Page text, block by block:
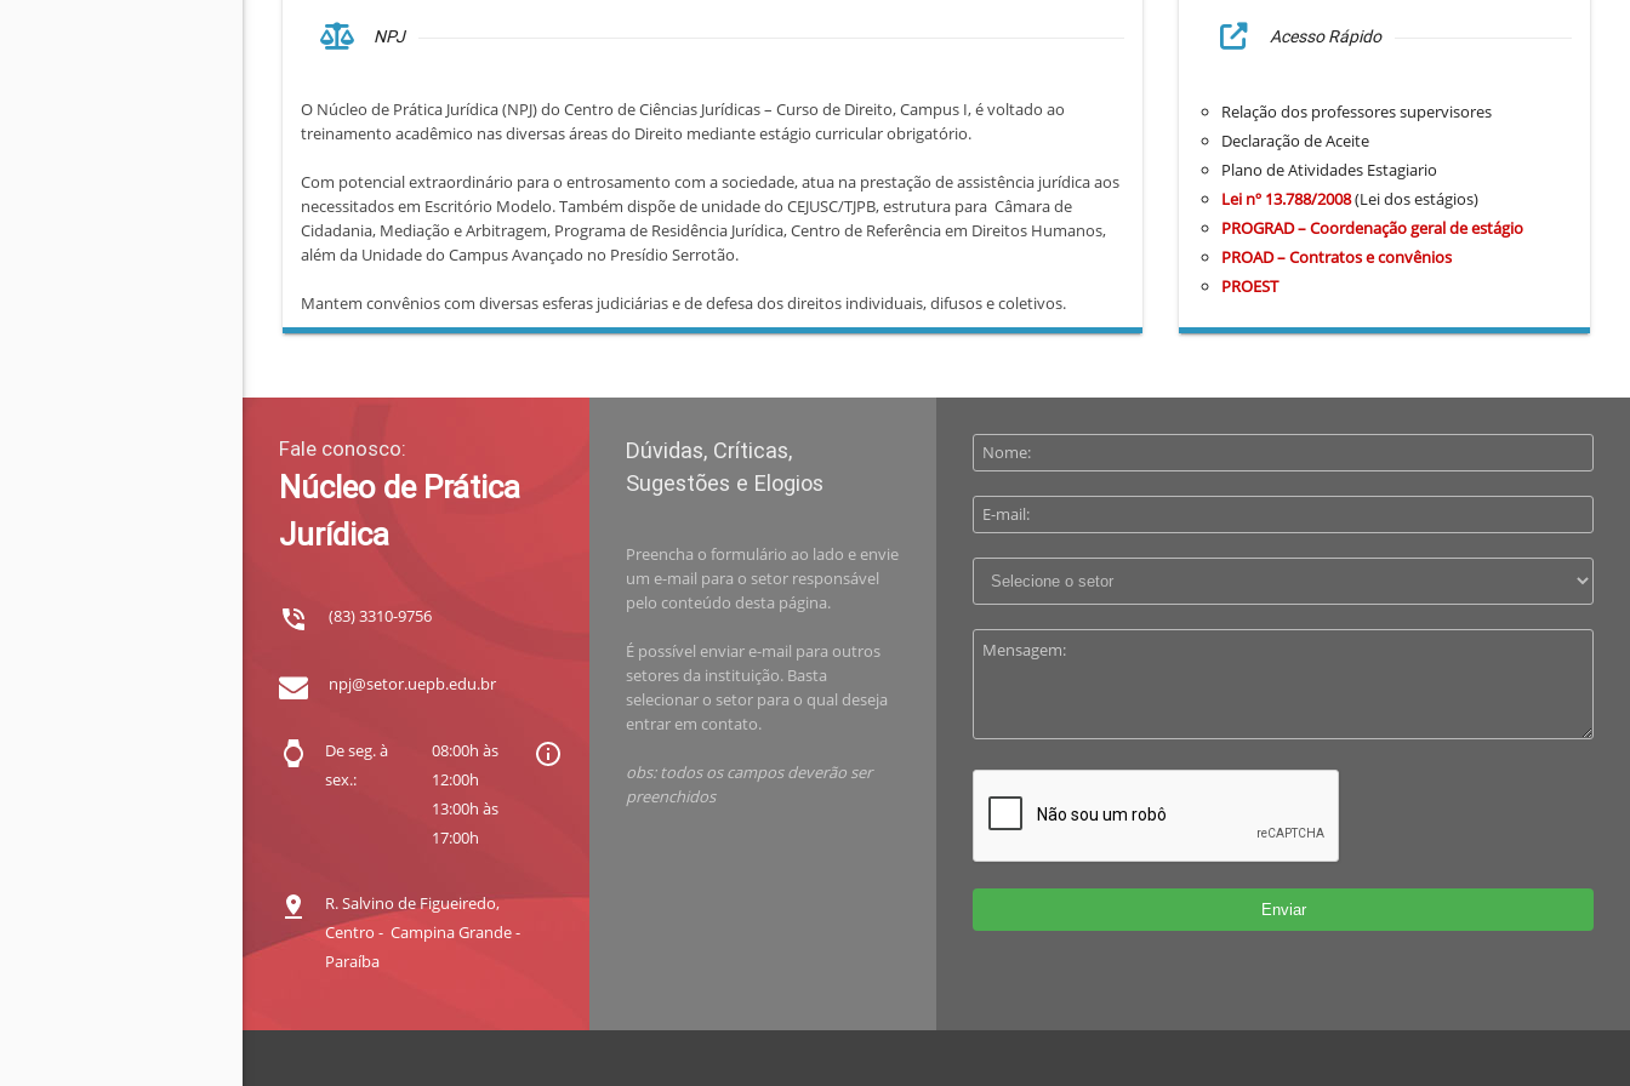
NPJ
O Núcleo de Prática Jurídica (NPJ) do Centro de Ciências Jurídicas – Curso de Direito, Campus I, é voltado ao
treinamento acadêmico nas diversas áreas do Direito mediante estágio curricular obrigatório.
Com potencial extraordinário para o entrosamento com a sociedade, atua na prestação de assistência jurídica aos
necessitados em Escritório Modelo. Também dispõe de unidade do CEJUSC/TJPB, estrutura para Câmara de
Cidadania, Mediação e Arbitragem, Programa de Residência Jurídica, Centro de Referência em Direitos Humanos,
além da Unidade do Campus Avançado no Presídio Serrotão.
Mantem convênios com diversas esferas judiciárias e de defesa dos direitos individuais, difusos e coletivos.
Acesso Rápido
Relação dos professores supervisores
Declaração de Aceite
Plano de Atividades Estagiario
Lei nº 13.788/2008(Lei dos estágios)
PROGRAD – Coordenação geral de estágio
PROAD – Contratos e convênios
PROEST
Fale conosco:
Núcleo de Prática
Jurídica
(83) 3310-9756
npj@setor.uepb.edu.br
De seg. à
sex.:
08:00h às
12:00h
13:00h às
17:00h
R. Salvino de Figueiredo,
Centro - Campina Grande -
Paraíba
Dúvidas, Críticas,
Sugestões e Elogios
Preencha o formulário ao lado e envie
um e-mail para o setor responsável
pelo conteúdo desta página.
É possível enviar e-mail para outros
setores da instituição. Basta
selecionar o setor para o qual deseja
entrar em contato.
obs: todos os campos deverão ser
preenchidos